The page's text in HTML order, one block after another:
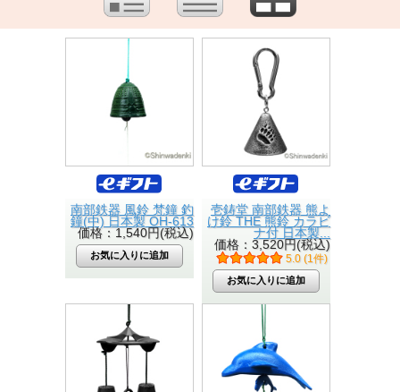
南部鉄器 風鈴 梵鐘 釣
鐘(中) 日本製 OH-613
価格：1,540円(税込)
壱鋳堂 南部鉄器 熊よ
け鈴 THE 熊鈴 カラビ
ナ付 日本製...
価格：3,520円(税込)
5.0 (1件)